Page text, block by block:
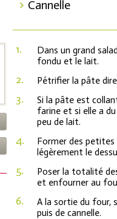
Cannelle
1.
Dans un grand
fondu et le lait.
2. Pétrifier la pâte
3.
Si la pâte est
farine et si elle a
peu de lait.
4.
Former des
légèrement le
5.
Poser la totalité
et enfourner au
6.
A la sortie du four,
puis de cannelle.
Saveurs de l'Année